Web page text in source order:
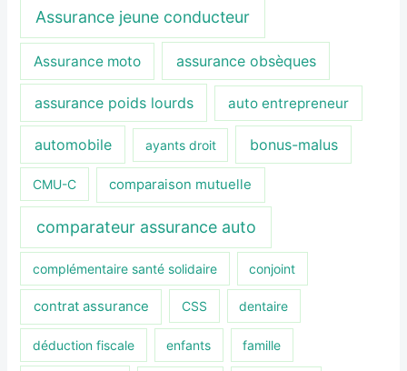
Assurance jeune conducteur
Assurance moto assurance obsèques
assurance poids lourds auto entrepreneur
automobile ayants droit bonus-malus
CMU-C comparaison mutuelle
comparateur assurance auto
complémentaire santé solidaire conjoint
contrat assurance CSS dentaire
déduction fiscale enfants famille